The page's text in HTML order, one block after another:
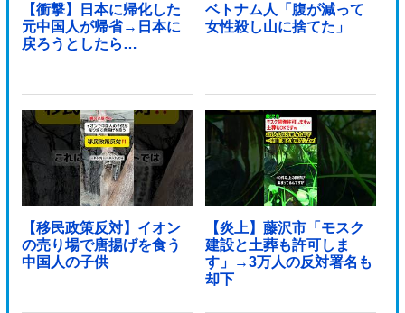
【衝撃】日本に帰化した
元中国人が帰省→日本に
戻ろうとしたら…
ベトナム人「腹が減って
女性殺し山に捨てた」
【移民政策反対】イオン
の売り場で唐揚げを食う
中国人の子供
【炎上】藤沢市「モスク
建設と土葬も許可しま
す」→3万人の反対署名も
却下